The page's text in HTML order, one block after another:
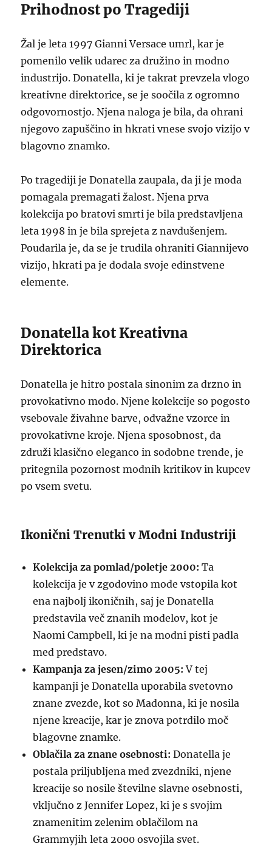
Prihodnost po Tragediji
Žal je leta 1997 Gianni Versace umrl, kar je
pomenilo velik udarec za družino in modno
industrijo. Donatella, ki je takrat prevzela vlogo
kreativne direktorice, se je soočila z ogromno
odgovornostjo. Njena naloga je bila, da ohrani
njegovo zapuščino in hkrati vnese svojo vizijo v
blagovno znamko.
Po tragediji je Donatella zaupala, da ji je moda
pomagala premagati žalost. Njena prva
kolekcija po bratovi smrti je bila predstavljena
leta 1998 in je bila sprejeta z navdušenjem.
Poudarila je, da se je trudila ohraniti Giannijevo
vizijo, hkrati pa je dodala svoje edinstvene
elemente.
Donatella kot Kreativna
Direktorica
Donatella je hitro postala sinonim za drzno in
provokativno modo. Njene kolekcije so pogosto
vsebovale živahne barve, odvažne vzorce in
provokativne kroje. Njena sposobnost, da
združi klasično eleganco in sodobne trende, je
pritegnila pozornost modnih kritikov in kupcev
po vsem svetu.
Ikonični Trenutki v Modni Industriji
Kolekcija za pomlad/poletje 2000: Ta
kolekcija je v zgodovino mode vstopila kot
ena najbolj ikoničnih, saj je Donatella
predstavila več znanih modelov, kot je
Naomi Campbell, ki je na modni pisti padla
med predstavo.
Kampanja za jesen/zimo 2005: V tej
kampanji je Donatella uporabila svetovno
znane zvezde, kot so Madonna, ki je nosila
njene kreacije, kar je znova potrdilo moč
blagovne znamke.
Oblačila za znane osebnosti: Donatella je
postala priljubljena med zvezdniki, njene
kreacije so nosile številne slavne osebnosti,
vključno z Jennifer Lopez, ki je s svojim
znamenitim zelenim oblačilom na
Grammyjih leta 2000 osvojila svet.